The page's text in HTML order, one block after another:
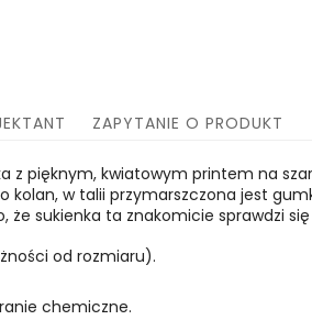
ZAPYTANIE O PRODUKT
z pięknym, kwiatowym printem na
kolan, w talii przymarszczona jest
sukienka ta znakomicie sprawdzi się
od rozmiaru).
chemiczne.